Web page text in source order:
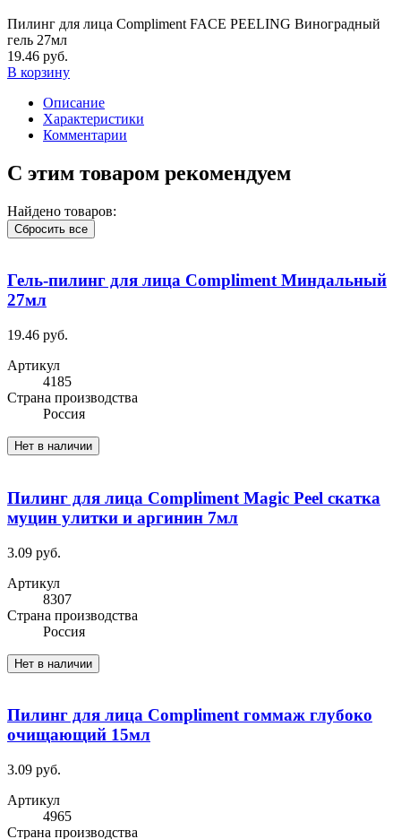
Пилинг для лица Compliment FACE PEELING Виноградный
гель 27мл
19.46 руб.
В корзину
Описание
Характеристики
Комментарии
С этим товаром рекомендуем
Найдено товаров:
Сбросить все
Гель-пилинг для лица Compliment Миндальный
27мл
19.46 руб.
Артикул
4185
Cтрана производства
Россия
Нет в наличии
Пилинг для лица Compliment Magic Peel скатка
муцин улитки и аргинин 7мл
3.09 руб.
Артикул
8307
Cтрана производства
Россия
Нет в наличии
Пилинг для лица Compliment гоммаж глубоко
очищающий 15мл
3.09 руб.
Артикул
4965
Cтрана производства